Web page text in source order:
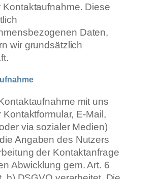
Kontaktaufnahme. Diese
Daten,
wir grundsätzlich
mit uns
Kontaktformular, E-Mail,
via sozialer Medien)
Angaben des Nutzers
der Kontaktanfrage
Abwicklung gem. Art. 6